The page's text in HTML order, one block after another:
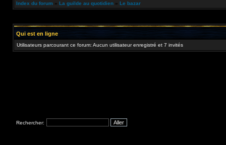
Index du forum » La guilde au quotidien » Le bazar
Qui est en ligne
Utilisateurs parcourant ce forum: Aucun utilisateur enregistré et 7 invités
Rechercher: